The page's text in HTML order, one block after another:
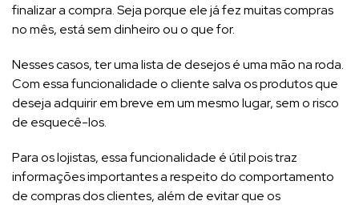
finalizar a compra. Seja porque ele já fez muitas compras
no mês, está sem dinheiro ou o que for.
Nesses casos, ter uma lista de desejos é uma mão na roda.
Com essa funcionalidade o cliente salva os produtos que
deseja adquirir em breve em um mesmo lugar, sem o risco
de esquecê-los.
Para os lojistas, essa funcionalidade é útil pois traz
informações importantes a respeito do comportamento
de compras dos clientes, além de evitar que os